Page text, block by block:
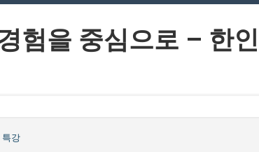
험을 중심으로 – 한인
특강